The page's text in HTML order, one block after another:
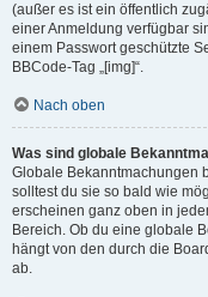
(außer es ist ein öffentlich
einer Anmeldung verfügbar
einem Passwort geschützte
BBCode-Tag „[img]“.
Nach oben
Was sind globale
Globale Bekanntmachungen
solltest du sie so bald wie
erscheinen ganz oben in
Bereich. Ob du eine globale
hängt von den durch die
ab.